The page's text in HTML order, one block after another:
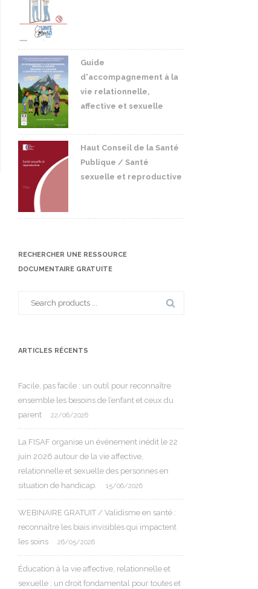
Guide
d'accompagnement à la
vie relationnelle,
affective et sexuelle
Haut Conseil de la Santé
Publique / Santé
sexuelle et reproductive
RECHERCHER UNE RESSOURCE
DOCUMENTAIRE GRATUITE
ARTICLES RÉCENTS
Facile, pas facile : un outil pour reconnaître
ensemble les besoins de l’enfant et ceux du
parent
22/06/2026
La FISAF organise un événement inédit le 22
juin 2026 autour de la vie affective,
relationnelle et sexuelle des personnes en
situation de handicap.
15/06/2026
WEBINAIRE GRATUIT / Validisme en santé :
reconnaître les biais invisibles qui impactent
les soins
26/05/2026
Éducation à la vie affective, relationnelle et
sexuelle : un droit fondamental pour toutes et